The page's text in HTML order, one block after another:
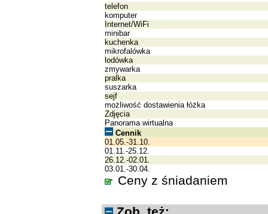
telefon
komputer
Internet/WiFi
minibar
kuchenka
mikrofalówka
lodówka
zmywarka
pralka
suszarka
sejf
możliwość dostawienia łóżka
Zdjęcia
Panorama wirtualna
Cennik
01.05.-31.10.
01.11.-25.12.
26.12.-02.01.
03.01.-30.04.
Ceny z śniadaniem
Zob. też: